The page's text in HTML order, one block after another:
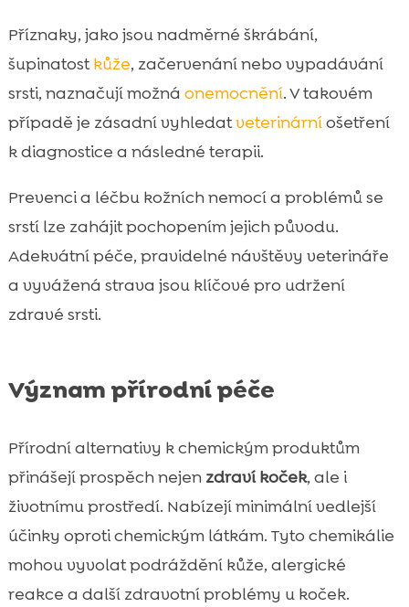
Příznaky, jako jsou nadměrné škrábání,
šupinatostkůže, začervenání nebo vypadávání
srsti, naznačují možná onemocnění. V takovém
případě je zásadní vyhledatveterinárníošetření
k diagnostice a následné terapii.
Prevenci a léčbu kožních nemocí a problémů se
srstí lze zahájit pochopením jejich původu.
Adekvátní péče, pravidelné návštěvy veterináře
a vyvážená strava jsou klíčové pro udržení
zdravé srsti.
Význam přírodní péče
Přírodní alternativy k chemickým produktům
přinášejí prospěch nejen zdraví koček, ale i
životnímu prostředí. Nabízejí minimální vedlejší
účinky oproti chemickým látkám. Tyto chemikálie
mohou vyvolat podráždění kůže, alergické
reakce a další zdravotní problémy u koček.